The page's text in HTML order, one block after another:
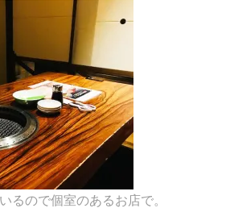
るので個室のあるお店で。